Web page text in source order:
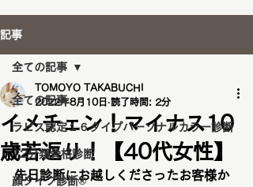
記事
全ての記事
ラピス認定１６タイプパーソナルカラー診断
12分類骨格診断
顔タイプ診断®️
全ての記事
イメチェン！マイナス10
歳若返り！【40代女性】
TOMOYO TAKABUCHI
2022年8月10日 読了時間: 2分
先日診断にお越しくださったお客様か